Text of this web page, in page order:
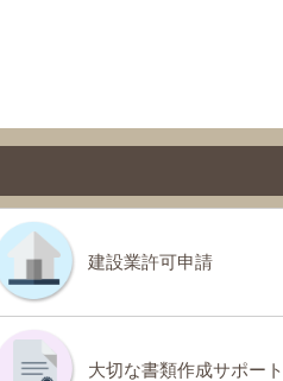
建設業許可申請
大切な書類作成サポート